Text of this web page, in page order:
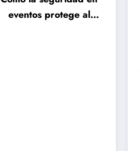
eventos protege al